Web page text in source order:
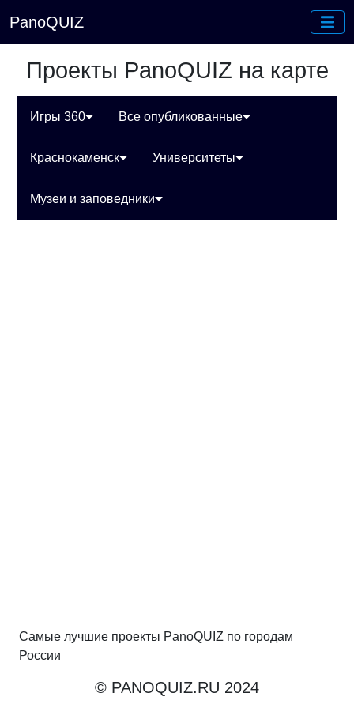
PanoQUIZ
Проекты PanoQUIZ на карте
Игры 360 Все опубликованные
Краснокаменск Университеты
Музеи и заповедники
Самые лучшие проекты PanoQUIZ по городам
России
© PANOQUIZ.RU 2024